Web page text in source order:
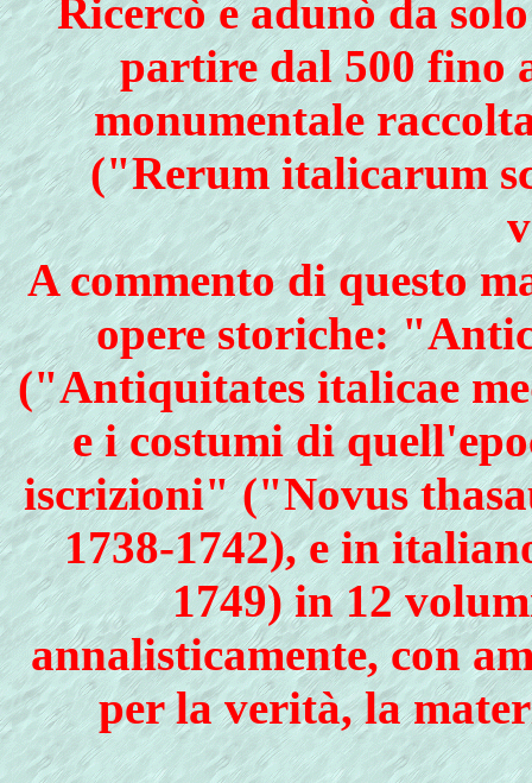
Ricercò e adunò da
partire dal 500 fino
monumentale
("Rerum italicarum
A commento di questo
opere storiche:
("Antiquitates italicae
e i costumi di
iscrizioni" ("Novus
1738-1742), e in
1749) in 12
annalisticamente, con
per la verità, la